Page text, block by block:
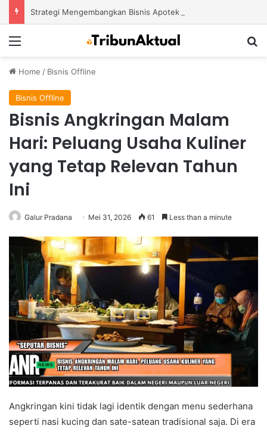
Home / Bisnis Offline
Bisnis Offline
Bisnis Angkringan Malam
Hari: Peluang Usaha Kuliner
yang Tetap Relevan Tahun
Ini
Galur Pradana Mei 31, 2026 61 Less than a minute
Angkringan kini tidak lagi identik dengan menu sederhana
seperti nasi kucing dan sate-satean tradisional saja. Di era